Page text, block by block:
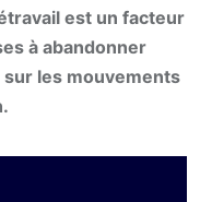
est un facteur
à abandonner
les mouvements